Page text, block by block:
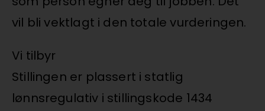
vil bli vektlagt i den totale vurderingen.
Vi tilbyr
Stillingen er plassert i statlig
lønnsregulativ i stillingskode 1434